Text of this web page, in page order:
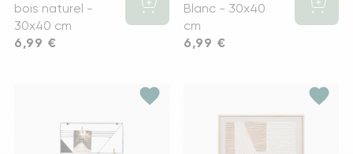
bois naturel -
30x40 cm
Prix
6,99 €
Blanc - 30x40
cm
Prix
6,99 €
favorite favorite